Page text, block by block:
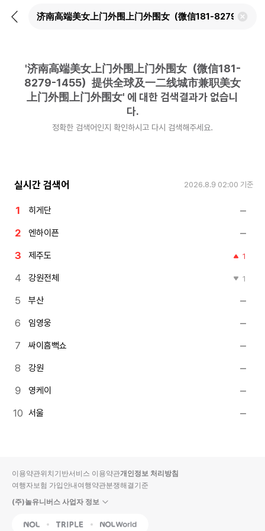
뒤
검
'济南高端美女上门外围上门外围女（微信181-
8279-1455）提供全球及一二线城市兼职美女
上门外围上门外围女' 에 대한 검색결과가 없습니
다.
정확한 검색어인지 확인하시고 다시 검색해주세요.
실시간 검색어 2026.8.9 02:00 기준
히게단
엔하이픈
제주도 1
강원전체 1
부산
임영웅
싸이흠뻑쇼
강원
영케이
서울
이용약관위치기반서비스 이용약관개인정보 처리방침
여행자보험 가입안내여행약관분쟁해결기준
(주)놀유니버스 사업자 정보
NOL Triple Interpark Global